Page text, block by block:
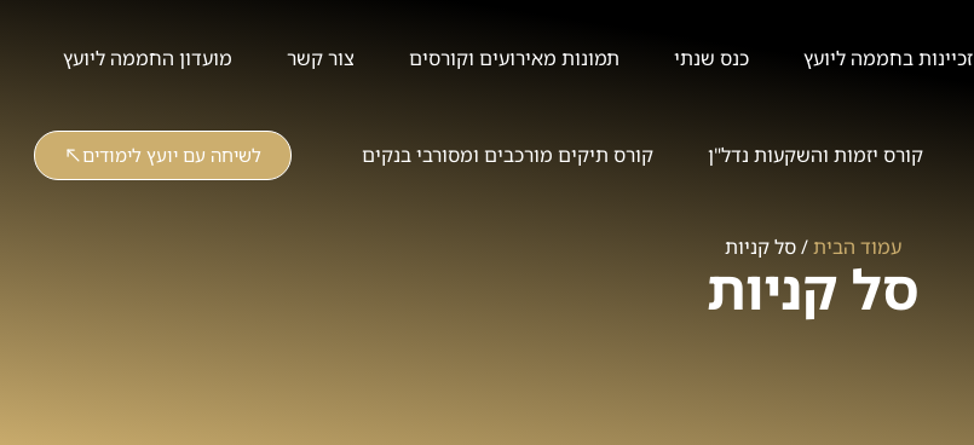
זכיינות בחממה ליועץ כנס שנתי תמונות מאירועים וקורסים צור קשר מועדון החממה ליועץ
קורס יזמות והשקעות נדל"ן קורס תיקים מורכבים ומסורבי בנקים לשיחה עם יועץ לימודים
עמוד הבית/ סל קניות
סל קניות